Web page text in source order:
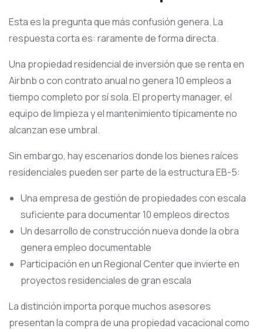
Esta es la pregunta que más confusión genera. La
respuesta corta es: raramente de forma directa.
Una propiedad residencial de inversión que se renta en
Airbnb o con contrato anual no genera 10 empleos a
tiempo completo por sí sola. El property manager, el
equipo de limpieza y el mantenimiento típicamente no
alcanzan ese umbral.
Sin embargo, hay escenarios donde los bienes raíces
residenciales pueden ser parte de la estructura EB-5:
Una empresa de gestión de propiedades con escala
suficiente para documentar 10 empleos directos
Un desarrollo de construcción nueva donde la obra
genera empleo documentable
Participación en un Regional Center que invierte en
proyectos residenciales de gran escala
La distinción importa porque muchos asesores
presentan la compra de una propiedad vacacional como